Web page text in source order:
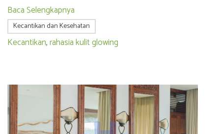
Baca Selengkapnya
Kecantikan dan Kesehatan
Kecantikan,rahasia kulit glowing